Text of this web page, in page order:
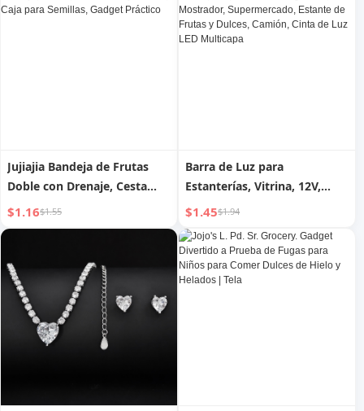
patas altas para aperitivos,
coreanos, diseño exquisito y
de nicho, aguja de plata
S925, pendientes de alta
Jujiajia Bandeja de Frutas
Doble con Drenaje, Cesta
para Snacks y Dulces, Caja
para Semillas, Gadget
$1.16$1.55
Barra de Luz para
Estanterías, Vitrina, 12V,
Adsorción Magnética,
Mostrador, Supermercado,
Estante de Frutas y Dulces,
Camión, Cinta de Luz LED
Multicapa
$1.45$1.94